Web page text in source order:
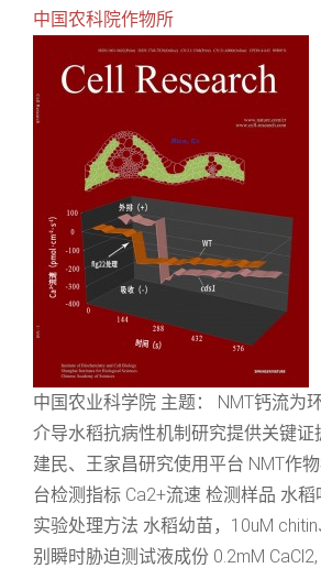
中国农科院作物所
中国农业科学院 主题： NMT钙流为
介导水稻抗病性机制研究提供关键证
建民、王家昌研究使用平台 NMT作
台检测指标 Ca2+流速 检测样品 水
实验处理方法 水稻幼苗，10uM
别瞬时胁迫测试液成份 0.2mM CaCl2,